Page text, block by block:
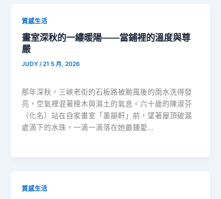
質感生活
畫室深秋的一縷暖陽——當鋪裡的溫度與尊
嚴
JUDY/21 5 月, 2026
那年深秋，三峽老街的石板路被颱風後的雨水洗得發
亮，空氣裡混著樟木與濕土的氣息。六十歲的陳淑芬
（化名）站在自家畫室「墨韻軒」前，望著屋頂破漏
處滴下的水珠，一滴一滴落在她最鍾愛…
質感生活